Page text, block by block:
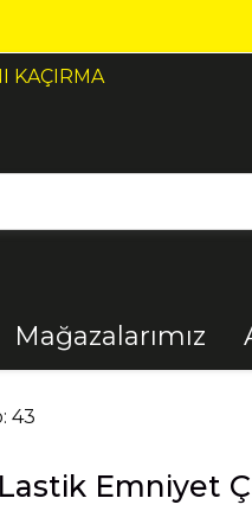
KAÇIRMA
Mağazalarımız
43
Lastik Emniyet